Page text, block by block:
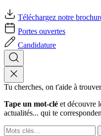
Téléchargez notre
Portes ouvertes
Candidature
Tu cherches, on t'aide à
Tape un mot-clé et découvre
actualités... qui te